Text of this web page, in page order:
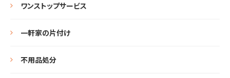
ワンストップサービス
一軒家の片付け
不用品処分